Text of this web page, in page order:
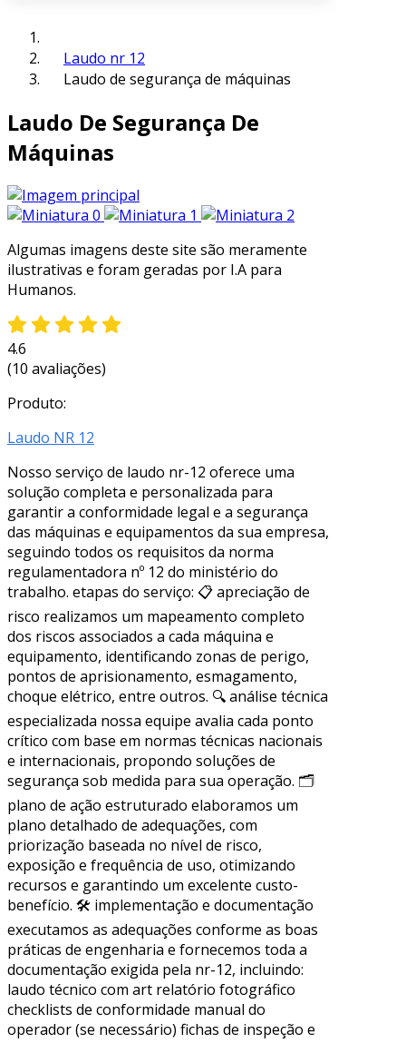
Laudo nr 12
Laudo de segurança de máquinas
Laudo De Segurança De
Máquinas
Algumas imagens deste site são meramente
ilustrativas e foram geradas por I.A para
Humanos.
4.6
(10 avaliações)
Produto:
Laudo NR 12
Nosso serviço de laudo nr-12 oferece uma
solução completa e personalizada para
garantir a conformidade legal e a segurança
das máquinas e equipamentos da sua empresa,
seguindo todos os requisitos da norma
regulamentadora nº 12 do ministério do
trabalho. etapas do serviço: 📋 apreciação de
risco realizamos um mapeamento completo
dos riscos associados a cada máquina e
equipamento, identificando zonas de perigo,
pontos de aprisionamento, esmagamento,
choque elétrico, entre outros. 🔍 análise técnica
especializada nossa equipe avalia cada ponto
crítico com base em normas técnicas nacionais
e internacionais, propondo soluções de
segurança sob medida para sua operação. 🗂
plano de ação estruturado elaboramos um
plano detalhado de adequações, com
priorização baseada no nível de risco,
exposição e frequência de uso, otimizando
recursos e garantindo um excelente custo-
benefício. 🛠 implementação e documentação
executamos as adequações conforme as boas
práticas de engenharia e fornecemos toda a
documentação exigida pela nr-12, incluindo:
laudo técnico com art relatório fotográfico
checklists de conformidade manual do
operador (se necessário) fichas de inspeção e